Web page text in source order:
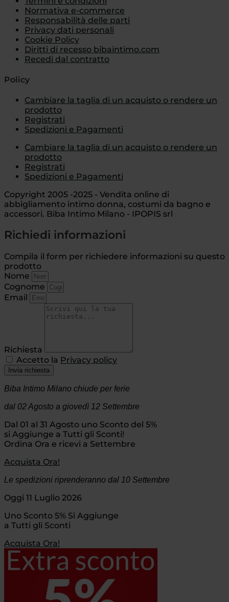
Normativa e-commerce
Responsabilità delle parti
Privacy dati personali
Cookie Policy
Diritti di recesso bibaintimo.com
Recedi dal contratto
Policy
Cambiare la taglia di un acquisto o rendere un
prodotto
Registrati
Spedizioni e Pagamenti
Cambiare la taglia di un acquisto o rendere un
prodotto
Registrati
Spedizioni e Pagamenti
Copyright 2005 -2025 - Vendita online di
abbigliamento intimo donna, costumi da bagno e
accessori. Biba Intimo Milano - IPOPIS srl
Richiedi informazioni
Compila il form per richiedere informazioni su questo
prodotto
Nome
Cognome
Email
Richiesta
Accetto la Privacy policy
Invia richiesta
Biba Intimo Milano chiude per ferie
dal 02 Agosto a giovedì 12 Settembre
Dal 01 al 31 Agosto uno Sconto del 5%
si Aggiunge a Tutti gli Sconti!
Ordina Ora e ricevi a Settembre
Acquista Ora!
Le spedizioni riprenderanno dal 10 Settembre
Oggi 11 Luglio 2026
Uno Sconto 5% Si Aggiunge
a Tutti gli Sconti
Acquista Ora!